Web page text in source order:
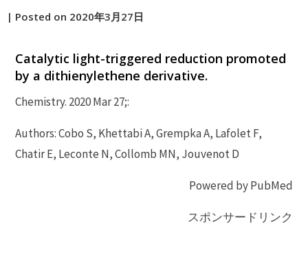
by
| Posted on 2020年3月27日
Catalytic light-triggered reduction promoted
by a dithienylethene derivative.
Chemistry. 2020 Mar 27;:
Authors: Cobo S, Khettabi A, Grempka A, Lafolet F,
Chatir E, Leconte N, Collomb MN, Jouvenot D
Powered by PubMed
スポンサードリンク